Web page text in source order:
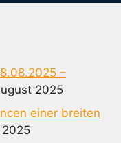
–
2025
einer breiten